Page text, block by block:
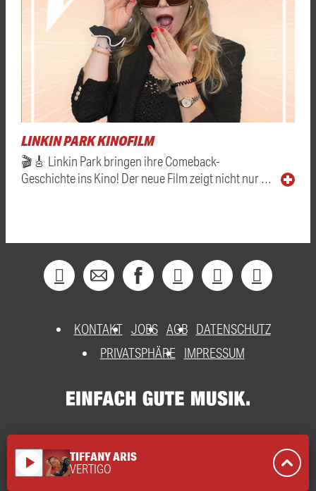
LINKIN PARK KINOFILM
🎬🎸 Linkin Park bringen ihre Comeback-
Geschichte ins Kino! Der neue Film zeigt nicht nur …
KONTAKT JOBS AGB DATENSCHUTZ
PRIVATSPHÄRE
IMPRESSUM
play_arrow TIFFANY ARIS
VERTIGO